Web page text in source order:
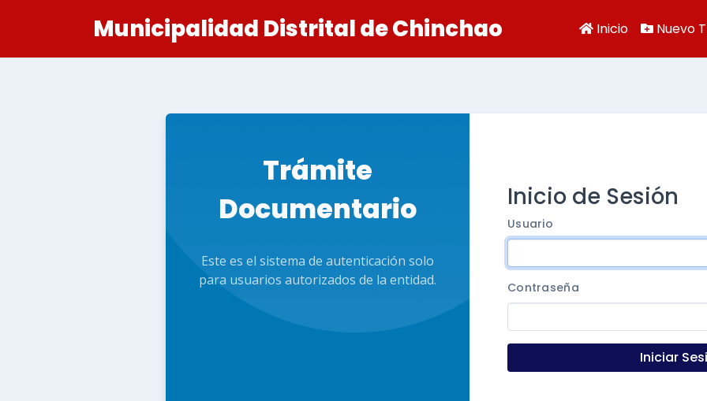
Municipalidad Distrital de Chinchao Inicio Nuevo
Trámite
Documentario
Este es el sistema de autenticación solo
para usuarios autorizados de la entidad.
Inicio de Sesión
Usuario
Contraseña
Iniciar